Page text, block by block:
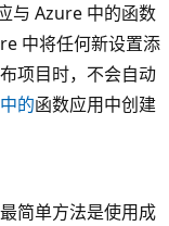
与 Azure 中的函数
中将任何新设置添
项目时，不会自动
的函数应用中创建
简单方法是使用成